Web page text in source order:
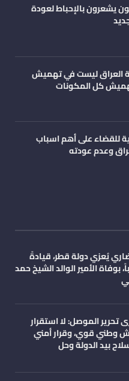
يشعرون بالإحباط لعودة
العراق ليست في تهميش
كل المكونات
للقضاء على أهم اسباب
وعدم عودته
يُعزي دولة قطر، قيادةً
الأمير الوالد الشيخ حمد
تحرير الموصل: لا استقرار
وطني قوي، وقرار أمني
بيد الدولة وحل